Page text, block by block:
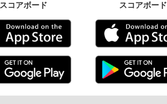
スコアボード
スコアボード